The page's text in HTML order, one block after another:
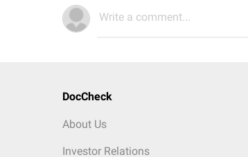
Write a comment...
DocCheck
About Us
Investor Relations